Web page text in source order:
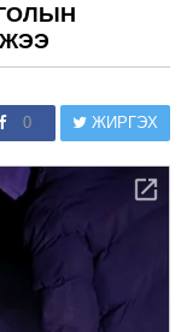
0 ЖИРГЭХ